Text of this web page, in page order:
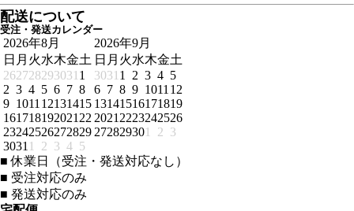
配送について
受注・発送カレンダー
2026年8月
日 月 火水木金土
262728293031 1
2 3 4 5 6 7 8
9 1011 12131415
161718192021 22
23242526272829
3031 1 2 3 4 5
2026年9月
日 月 火水木金土
3031 1 2 3 4 5
6 7 8 9 1011 12
13141516171819
2021 2223242526
272829301 2 3
■ 休業日（受注・発送対応なし）
■ 受注対応のみ
■ 発送対応のみ